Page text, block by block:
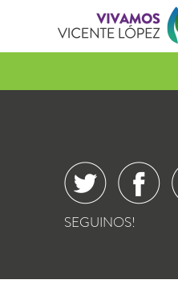
SEGUINOS!